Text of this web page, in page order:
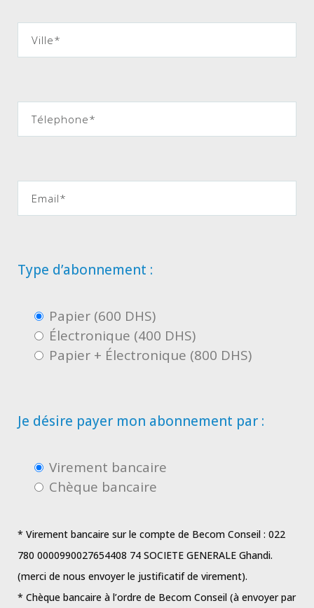
Type d’abonnement :
Papier (600 DHS)
Électronique (400 DHS)
Papier + Électronique (800 DHS)
Je désire payer mon abonnement par :
Virement bancaire
Chèque bancaire
* Virement bancaire sur le compte de Becom Conseil : 022
780 0000990027654408 74 SOCIETE GENERALE Ghandi.
(merci de nous envoyer le justificatif de virement).
* Chèque bancaire à l’ordre de Becom Conseil (à envoyer par